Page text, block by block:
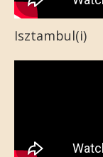
Isztambul(i)